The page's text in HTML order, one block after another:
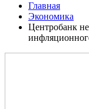
Главная
Экономика
Центробанк